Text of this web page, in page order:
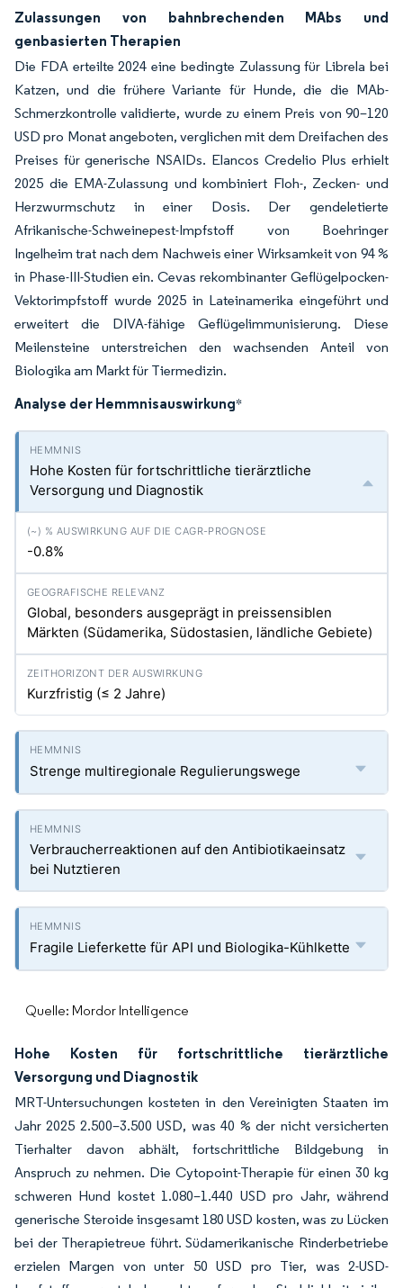
Zulassungen von bahnbrechenden MAbs und
genbasierten Therapien
Die FDA erteilte 2024 eine bedingte Zulassung für Librela bei
Katzen, und die frühere Variante für Hunde, die die MAb-
Schmerzkontrolle validierte, wurde zu einem Preis von 90–120
USD pro Monat angeboten, verglichen mit dem Dreifachen des
Preises für generische NSAIDs. Elancos Credelio Plus erhielt
2025 die EMA-Zulassung und kombiniert Floh-, Zecken- und
Herzwurmschutz in einer Dosis. Der gendeletierte
Afrikanische-Schweinepest-Impfstoff von Boehringer
Ingelheim trat nach dem Nachweis einer Wirksamkeit von 94 %
in Phase-III-Studien ein. Cevas rekombinanter Geflügelpocken-
Vektorimpfstoff wurde 2025 in Lateinamerika eingeführt und
erweitert die DIVA-fähige Geflügelimmunisierung. Diese
Meilensteine unterstreichen den wachsenden Anteil von
Biologika am Markt für Tiermedizin.
Analyse der Hemmnisauswirkung*
Hohe Kosten für fortschrittliche tierärztliche
Versorgung und Diagnostik
-0.8%
Global, besonders ausgeprägt in preissensiblen
Märkten (Südamerika, Südostasien, ländliche Gebiete)
Kurzfristig (≤ 2 Jahre)
Strenge multiregionale Regulierungswege
Verbraucherreaktionen auf den Antibiotikaeinsatz
bei Nutztieren
Fragile Lieferkette für API und Biologika-Kühlkette
Quelle: Mordor Intelligence
Hohe Kosten für fortschrittliche tierärztliche
Versorgung und Diagnostik
MRT-Untersuchungen kosteten in den Vereinigten Staaten im
Jahr 2025 2.500–3.500 USD, was 40 % der nicht versicherten
Tierhalter davon abhält, fortschrittliche Bildgebung in
Anspruch zu nehmen. Die Cytopoint-Therapie für einen 30 kg
schweren Hund kostet 1.080–1.440 USD pro Jahr, während
generische Steroide insgesamt 180 USD kosten, was zu Lücken
bei der Therapietreue führt. Südamerikanische Rinderbetriebe
erzielen Margen von unter 50 USD pro Tier, was 2-USD-